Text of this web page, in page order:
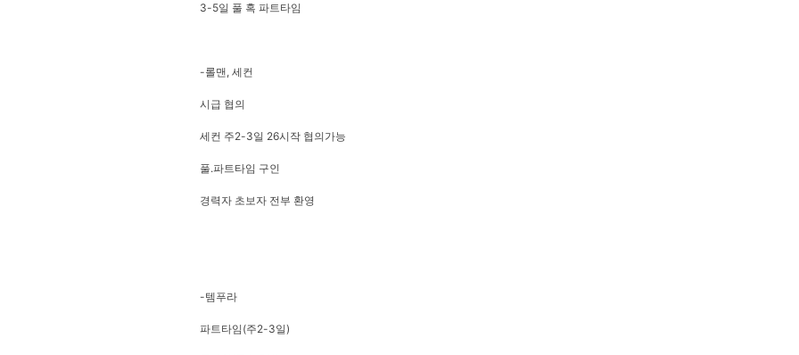
3-5일 풀 혹 파트타임
-롤맨, 세컨
시급 협의
세컨 주2-3일 26시작 협의가능
풀.파트타임 구인
경력자 초보자 전부 환영
-템푸라
파트타임(주2-3일)